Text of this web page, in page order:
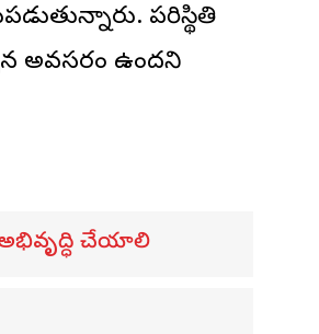
పరిస్థితి
అవసరం ఉందని
అభివృద్ధి చేయాలి